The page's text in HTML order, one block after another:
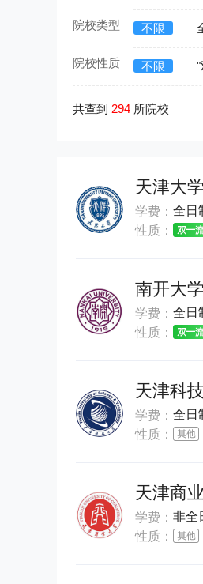
院校类型 不限
院校性质 不限 "
共查到 294 所院校
天津大学
学费： 全日
性质：
南开大学
学费： 全日
性质：
天津科
学费： 全日
性质：
天津商
学费： 非全
性质：